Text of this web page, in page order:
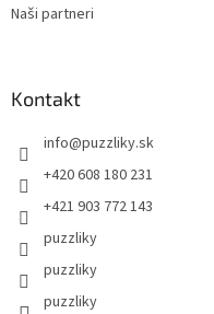
Naši partneri
Kontakt
info@puzzliky.sk
+420 608 180 231
+421 903 772 143
puzzliky
puzzliky
puzzliky